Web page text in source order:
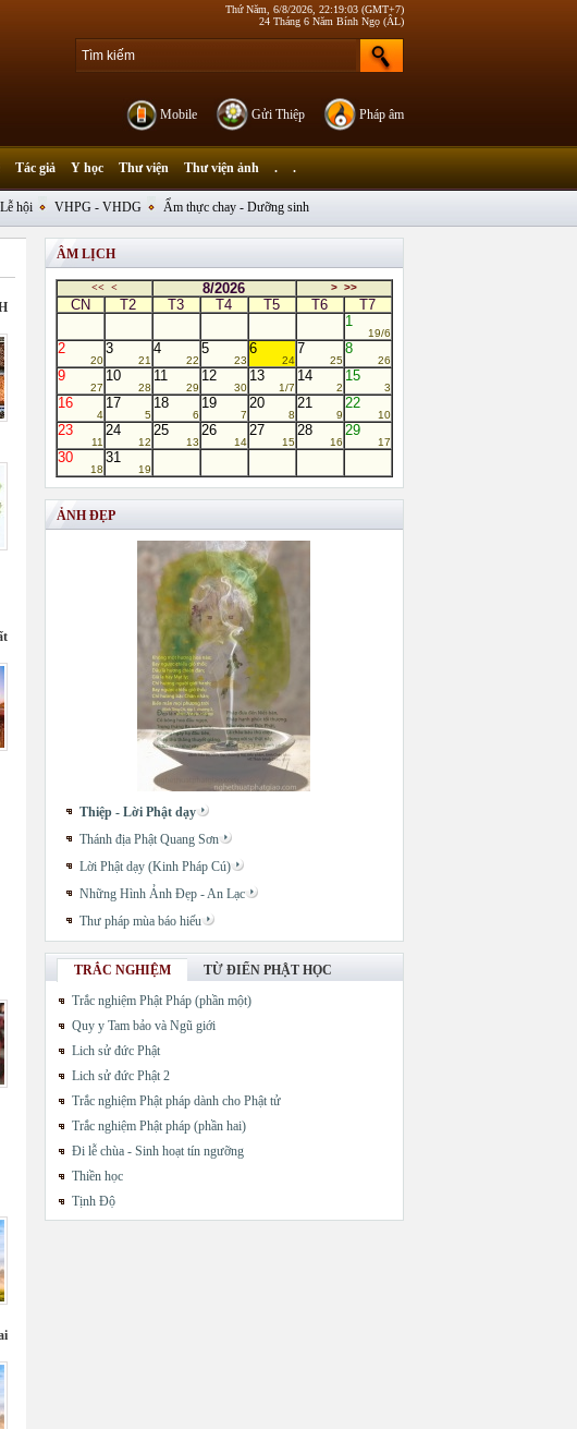
Thứ Năm, 6/8/2026, 22:19:03 (GMT+7)
24 Tháng 6 Năm Bính Ngọ (ÂL)
Pháp âm
Gửi Thiệp
Mobile
Lễ hội VHPG - VHDG Ẩm thực chay - Dưỡng sinh
Tác giả Y học Thư viện Thư viện ảnh . .
ÂM LỊCH
<< < 8/2026 > >>
CN T2 T3 T4 T5 T6
T7
1
19/6
2
20
3
21
4
22
5
23
6
24
7
25
8
26
9
27
10
28
11
29
12
30
13
1/7
14
2
15
3
16
4
17
5
18
6
19
7
20
8
21
9
22
10
23
11
24
12
25
13
26
14
27
15
28
16
29
17
30
18
31
19
ẢNH ĐẸP
Thiệp - Lời Phật dạy
Thánh địa Phật Quang Sơn
Lời Phật dạy (Kinh Pháp Cú)
Những Hình Ảnh Đẹp - An Lạc
Thư pháp mùa báo hiếu
TRẮC NGHIỆM
TỪ ĐIỂN PHẬT HỌC
Trắc nghiệm Phật Pháp (phần một)
Quy y Tam bảo và Ngũ giới
Lich sử đức Phật
Lich sử đức Phật 2
Trắc nghiệm Phật pháp dành cho Phật tử
Trắc nghiệm Phật pháp (phần hai)
Đi lễ chùa - Sinh hoạt tín ngưỡng
Thiền học
Tịnh Độ